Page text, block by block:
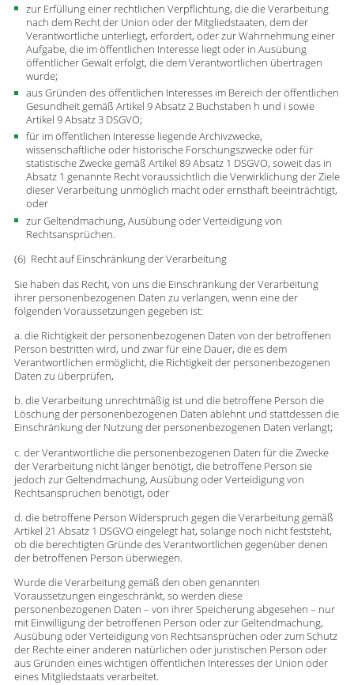
zur Erfüllung einer rechtlichen Verpflichtung, die die Verarbeitung
nach dem Recht der Union oder der Mitgliedstaaten, dem der
Verantwortliche unterliegt, erfordert, oder zur Wahrnehmung einer
Aufgabe, die im öffentlichen Interesse liegt oder in Ausübung
öffentlicher Gewalt erfolgt, die dem Verantwortlichen übertragen
wurde;
aus Gründen des öffentlichen Interesses im Bereich der öffentlichen
Gesundheit gemäß Artikel 9 Absatz 2 Buchstaben h und i sowie
Artikel 9 Absatz 3 DSGVO;
für im öffentlichen Interesse liegende Archivzwecke,
wissenschaftliche oder historische Forschungszwecke oder für
statistische Zwecke gemäß Artikel 89 Absatz 1 DSGVO, soweit das in
Absatz 1 genannte Recht voraussichtlich die Verwirklichung der Ziele
dieser Verarbeitung unmöglich macht oder ernsthaft beeinträchtigt,
oder
zur Geltendmachung, Ausübung oder Verteidigung von
Rechtsansprüchen.
(6) Recht auf Einschränkung der Verarbeitung
Sie haben das Recht, von uns die Einschränkung der Verarbeitung
ihrer personenbezogenen Daten zu verlangen, wenn eine der
folgenden Voraussetzungen gegeben ist:
a. die Richtigkeit der personenbezogenen Daten von der betroffenen
Person bestritten wird, und zwar für eine Dauer, die es dem
Verantwortlichen ermöglicht, die Richtigkeit der personenbezogenen
Daten zu überprüfen,
b. die Verarbeitung unrechtmäßig ist und die betroffene Person die
Löschung der personenbezogenen Daten ablehnt und stattdessen die
Einschränkung der Nutzung der personenbezogenen Daten verlangt;
c. der Verantwortliche die personenbezogenen Daten für die Zwecke
der Verarbeitung nicht länger benötigt, die betroffene Person sie
jedoch zur Geltendmachung, Ausübung oder Verteidigung von
Rechtsansprüchen benötigt, oder
d. die betroffene Person Widerspruch gegen die Verarbeitung gemäß
Artikel 21 Absatz 1 DSGVO eingelegt hat, solange noch nicht feststeht,
ob die berechtigten Gründe des Verantwortlichen gegenüber denen
der betroffenen Person überwiegen.
Wurde die Verarbeitung gemäß den oben genannten
Voraussetzungen eingeschränkt, so werden diese
personenbezogenen Daten – von ihrer Speicherung abgesehen – nur
mit Einwilligung der betroffenen Person oder zur Geltendmachung,
Ausübung oder Verteidigung von Rechtsansprüchen oder zum Schutz
der Rechte einer anderen natürlichen oder juristischen Person oder
aus Gründen eines wichtigen öffentlichen Interesses der Union oder
eines Mitgliedstaats verarbeitet.